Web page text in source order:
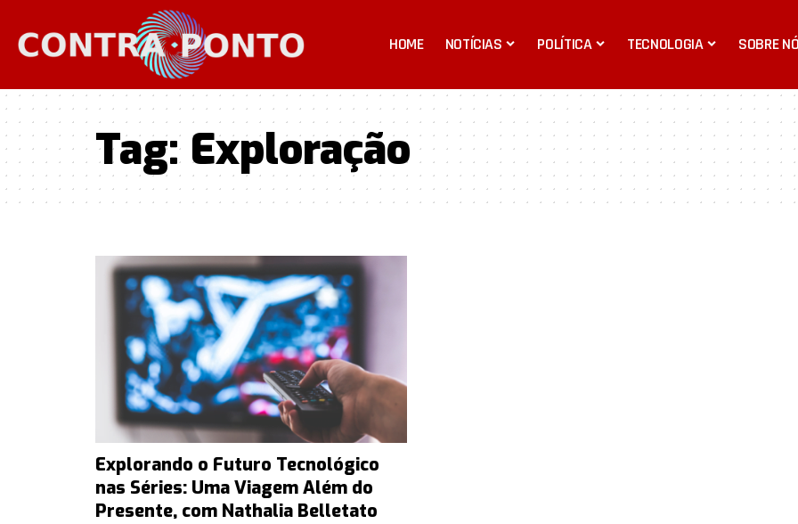
HOME NOTÍCIAS POLÍTICA TECNOLOGIA SOBRE
Tag: Exploração
Explorando o Futuro Tecnológico
nas Séries: Uma Viagem Além do
Presente, com Nathalia Belletato